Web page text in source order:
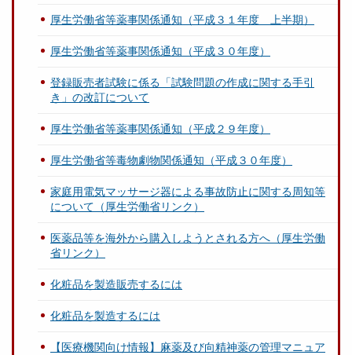
厚生労働省等薬事関係通知（平成３１年度 上半期）
厚生労働省等薬事関係通知（平成３０年度）
登録販売者試験に係る「試験問題の作成に関する手引
き」の改訂について
厚生労働省等薬事関係通知（平成２９年度）
厚生労働省等毒物劇物関係通知（平成３０年度）
家庭用電気マッサージ器による事故防止に関する周知等
について（厚生労働省リンク）
医薬品等を海外から購入しようとされる方へ（厚生労働
省リンク）
化粧品を製造販売するには
化粧品を製造するには
【医療機関向け情報】麻薬及び向精神薬の管理マニュア